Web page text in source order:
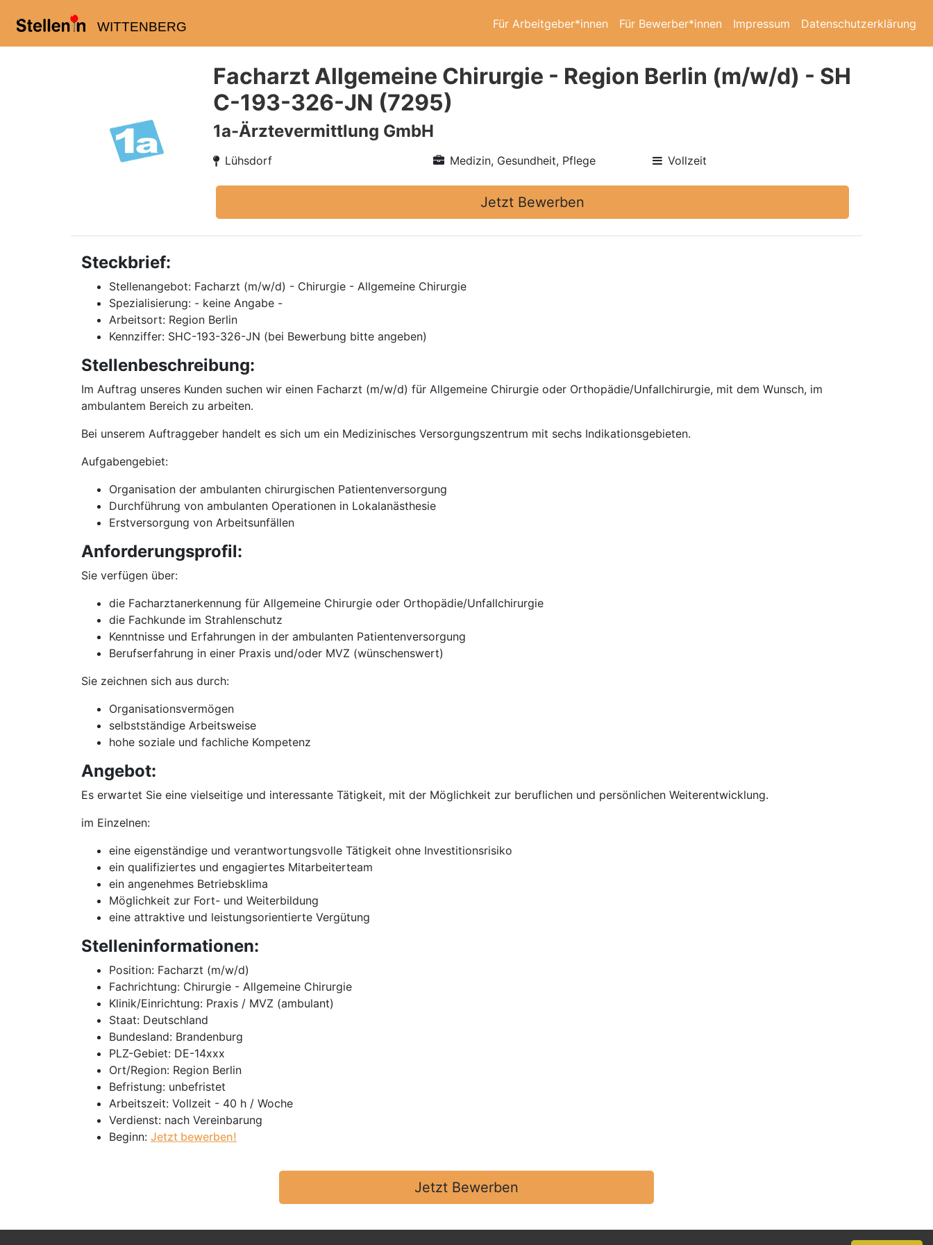
WITTENBERG Für Arbeitgeber*innen Für Bewerber*innen Impressum Datenschutzerklärung
Facharzt Allgemeine Chirurgie - Region Berlin (m/w/d) - SH
C-193-326-JN (7295)
1a-Ärztevermittlung GmbH
Lühsdorf Medizin, Gesundheit, Pflege Vollzeit
Jetzt Bewerben
Steckbrief:
Stellenangebot: Facharzt (m/w/d) - Chirurgie - Allgemeine Chirurgie
Spezialisierung: - keine Angabe -
Arbeitsort: Region Berlin
Kennziffer: SHC-193-326-JN (bei Bewerbung bitte angeben)
Stellenbeschreibung:
Im Auftrag unseres Kunden suchen wir einen Facharzt (m/w/d) für Allgemeine Chirurgie oder Orthopädie/Unfallchirurgie, mit dem Wunsch, im
ambulantem Bereich zu arbeiten.
Bei unserem Auftraggeber handelt es sich um ein Medizinisches Versorgungszentrum mit sechs Indikationsgebieten.
Aufgabengebiet:
Organisation der ambulanten chirurgischen Patientenversorgung
Durchführung von ambulanten Operationen in Lokalanästhesie
Erstversorgung von Arbeitsunfällen
Anforderungsprofil:
Sie verfügen über:
die Facharztanerkennung für Allgemeine Chirurgie oder Orthopädie/Unfallchirurgie
die Fachkunde im Strahlenschutz
Kenntnisse und Erfahrungen in der ambulanten Patientenversorgung
Berufserfahrung in einer Praxis und/oder MVZ (wünschenswert)
Sie zeichnen sich aus durch:
Organisationsvermögen
selbstständige Arbeitsweise
hohe soziale und fachliche Kompetenz
Angebot:
Es erwartet Sie eine vielseitige und interessante Tätigkeit, mit der Möglichkeit zur beruflichen und persönlichen Weiterentwicklung.
im Einzelnen:
eine eigenständige und verantwortungsvolle Tätigkeit ohne Investitionsrisiko
ein qualifiziertes und engagiertes Mitarbeiterteam
ein angenehmes Betriebsklima
Möglichkeit zur Fort- und Weiterbildung
eine attraktive und leistungsorientierte Vergütung
Stelleninformationen:
Position: Facharzt (m/w/d)
Fachrichtung: Chirurgie - Allgemeine Chirurgie
Klinik/Einrichtung: Praxis / MVZ (ambulant)
Staat: Deutschland
Bundesland: Brandenburg
PLZ-Gebiet: DE-14xxx
Ort/Region: Region Berlin
Befristung: unbefristet
Arbeitszeit: Vollzeit - 40 h / Woche
Verdienst: nach Vereinbarung
Beginn: Jetzt bewerben!
Jetzt Bewerben